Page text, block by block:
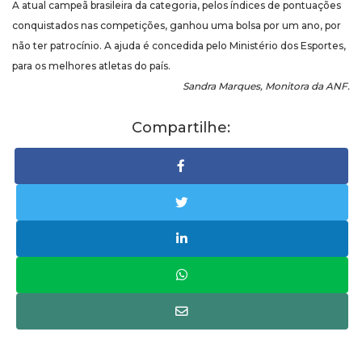
A atual campeã brasileira da categoria, pelos índices de pontuações
conquistados nas competições, ganhou uma bolsa por um ano, por
não ter patrocínio. A ajuda é concedida pelo Ministério dos Esportes,
para os melhores atletas do país.
Sandra Marques, Monitora da ANF.
Compartilhe: